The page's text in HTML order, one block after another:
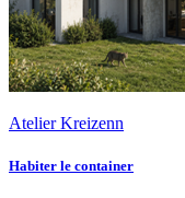
Atelier Kreizenn
Habiter le container